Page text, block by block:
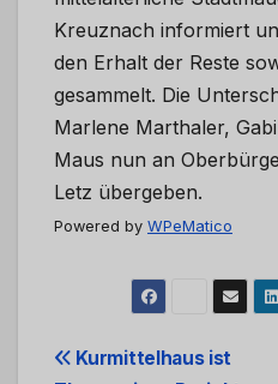
Kreuznach informiert
den Erhalt der Reste
gesammelt. Die
Marlene Marthaler,
Maus nun an
Letz übergeben.
Powered by WPeMatico
Beitrags-
Kurmittelhaus ist